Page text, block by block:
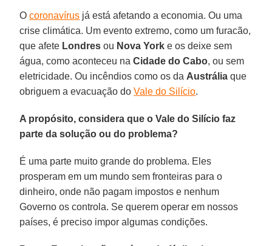
Ocoronavírus já está afetando a economia. Ou uma
crise climática. Um evento extremo, como um furacão,
que afete Londres ou Nova York e os deixe sem
água, como aconteceu naCidade do Cabo, ou sem
eletricidade. Ou incêndios como os da Austrália que
obriguem a evacuação doVale do Silício.
A propósito, considera que o Vale do Silício faz
parte da solução ou do problema?
É uma parte muito grande do problema. Eles
prosperam em um mundo sem fronteiras para o
dinheiro, onde não pagam impostos e nenhum
Governo os controla. Se querem operar em nossos
países, é preciso impor algumas condições.